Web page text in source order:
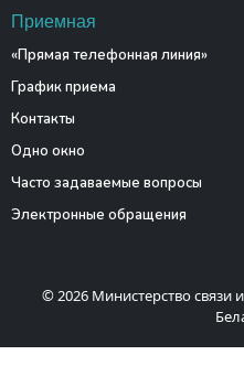
Приемная
«Прямая телефонная линия»
График приема
Контакты
Одно окно
Часто задаваемые вопросы
Электронные обращения
© 2026 Министерство связи